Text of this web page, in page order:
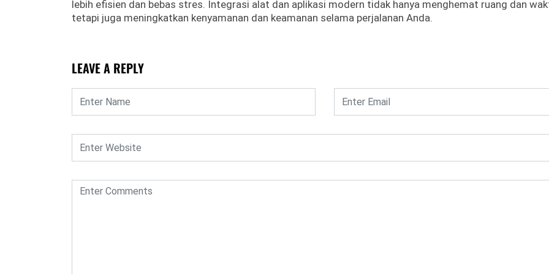
lebih efisien dan bebas stres. Integrasi alat dan aplikasi modern tidak hanya menghemat ruang dan
tetapi juga meningkatkan kenyamanan dan keamanan selama perjalanan Anda.
LEAVE A REPLY